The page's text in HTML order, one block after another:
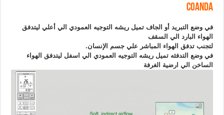
COANDA
في وضع التبريد أو الجاف تميل ريشه التوجيه العمودي الي أعلي ليتدفق
الهواء البارد الي السقف
لتجنب تدفق الهواء المباشر علي جسم الإنسان.
في وضع التدفئه تميل ريشه التوجيه العمودي الي اسفل ليتدفق الهواء
الساخن الي ارضية الغرفة